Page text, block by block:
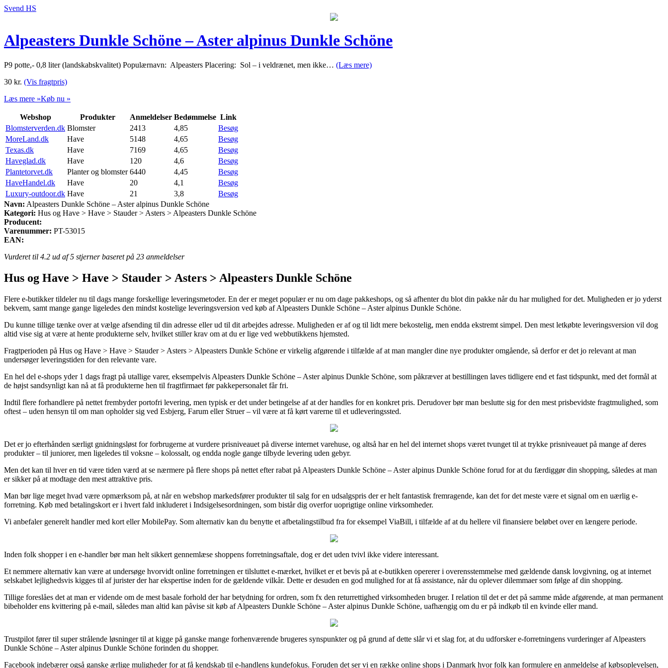
Svend HS
Alpeasters Dunkle Schöne – Aster alpinus Dunkle Schöne
P9 potte,- 0,8 liter (landskabskvalitet) Populærnavn: Alpeasters Placering: Sol – i veldrænet, men ikke… (Læs mere)
30 kr. (Vis fragtpris)
Læs mere »Køb nu »
Webshop Produkter Anmeldelser Bedømmelse Link
Blomsterverden.dk Blomster 2413 4,85
Besøg
MoreLand.dk
Have 5148 4,65
Besøg
Texas.dk
Have 7169 4,65
Besøg
Haveglad.dk
Have 120 4,6
Besøg
Plantetorvet.dk
Planter og blomster 6440 4,45
Besøg
HaveHandel.dk
Have 20 4,1
Besøg
Luxury-outdoor.dk Have 21 3,8
Besøg
Navn: Alpeasters Dunkle Schöne – Aster alpinus Dunkle Schöne
Kategori: Hus og Have > Have > Stauder > Asters > Alpeasters Dunkle Schöne
Producent:
Varenummer: PT-53015
EAN:
Vurderet til 4.2 ud af 5 stjerner baseret på 23 anmeldelser
Hus og Have > Have > Stauder > Asters > Alpeasters Dunkle Schöne
Flere e-butikker tildeler nu til dags mange forskellige leveringsmetoder. En der er meget populær er nu om dage pakkeshops, og så afhenter du blot din pakke når du har mulighed for det. Muligheden er jo yderst
bekvem, samt mange gange ligeledes den mindst kostelige leveringsversion ved køb af Alpeasters Dunkle Schöne – Aster alpinus Dunkle Schöne.
Du kunne tillige tænke over at vælge afsending til din adresse eller ud til dit arbejdes adresse. Muligheden er af og til lidt mere bekostelig, men endda ekstremt simpel. Den mest letkøbte leveringsversion vil dog
altid vise sig at være at hente produkterne selv, hvilket stiller krav om at du er lige ved webbutikkens hjemsted.
Fragtperioden på Hus og Have > Have > Stauder > Asters > Alpeasters Dunkle Schöne er virkelig afgørende i tilfælde af at man mangler dine nye produkter omgående, så derfor er det jo relevant at man
undersøger leveringstiden for den relevante vare.
En hel del e-shops yder 1 dags fragt på utallige varer, eksempelvis Alpeasters Dunkle Schöne – Aster alpinus Dunkle Schöne, som påkræver at bestillingen laves tidligere end et fast tidspunkt, med det formål at
de højst sandsynligt kan nå at få produkterne hen til fragtfirmaet før pakkepersonalet får fri.
Indtil flere forhandlere på nettet frembyder portofri levering, men typisk er det under betingelse af at der handles for en konkret pris. Derudover bør man beslutte sig for den mest prisbevidste fragtmulighed, som
oftest – uden hensyn til om man opholder sig ved Esbjerg, Farum eller Struer – vil være at få kørt varerne til et udleveringssted.
Det er jo efterhånden særligt gnidningsløst for forbrugerne at vurdere prisniveauet på diverse internet varehuse, og altså har en hel del internet shops været tvunget til at trykke prisniveauet på mange af deres
produkter – til juniorer, men ligeledes til voksne – kolossalt, og endda nogle gange tilbyde levering uden gebyr.
Men det kan til hver en tid være tiden værd at se nærmere på flere shops på nettet efter rabat på Alpeasters Dunkle Schöne – Aster alpinus Dunkle Schöne forud for at du færdiggør din shopping, således at man
er sikker på at modtage den mest attraktive pris.
Man bør lige meget hvad være opmærksom på, at når en webshop markedsfører produkter til salg for en udsalgspris der er helt fantastisk fremragende, kan det for det meste være et signal om en uærlig e-
forretning. Køb med betalingskort er i hvert fald inkluderet i Indsigelsesordningen, som bistår dig overfor uoprigtige online virksomheder.
Vi anbefaler generelt handler med kort eller MobilePay. Som alternativ kan du benytte et afbetalingstilbud fra for eksempel ViaBill, i tilfælde af at du hellere vil finansiere beløbet over en længere periode.
Inden folk shopper i en e-handler bør man helt sikkert gennemlæse shoppens forretningsaftale, dog er det uden tvivl ikke videre interessant.
Et nemmere alternativ kan være at undersøge hvorvidt online forretningen er tilsluttet e-mærket, hvilket er et bevis på at e-butikken opererer i overensstemmelse med gældende dansk lovgivning, og at internet
selskabet lejlighedsvis kigges til af jurister der har ekspertise inden for de gældende vilkår. Dette er desuden en god mulighed for at få assistance, når du oplever dilemmaer som følge af din shopping.
Tillige foreslåes det at man er vidende om de mest basale forhold der har betydning for ordren, som fx den returrettighed virksomheden bruger. I relation til det er det på samme måde afgørende, at man permanent
bibeholder ens kvittering på e-mail, således man altid kan påvise sit køb af Alpeasters Dunkle Schöne – Aster alpinus Dunkle Schöne, uafhængig om du er på indkøb til en kvinde eller mand.
Trustpilot fører til super strålende løsninger til at kigge på ganske mange forhenværende brugeres synspunkter og på grund af dette slår vi et slag for, at du udforsker e-forretningens vurderinger af Alpeasters
Dunkle Schöne – Aster alpinus Dunkle Schöne forinden du shopper.
Facebook indebærer også ganske ærlige muligheder for at få kendskab til e-handlens kundefokus. Foruden det ser vi en række online shops i Danmark hvor folk kan formulere en anmeldelse af købsoplevelsen,